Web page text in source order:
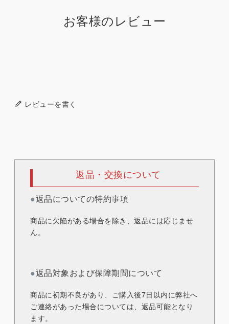
お客様のレビュー
レビューを書く
返品・交換について
●返品についての特約事項
商品に欠陥がある場合を除き、返品には応じませ
ん。
●返品対象および保障期間について
商品に初期不良があり、ご購入後7日以内に弊社へ
ご連絡があった場合については、返品可能となり
ます。